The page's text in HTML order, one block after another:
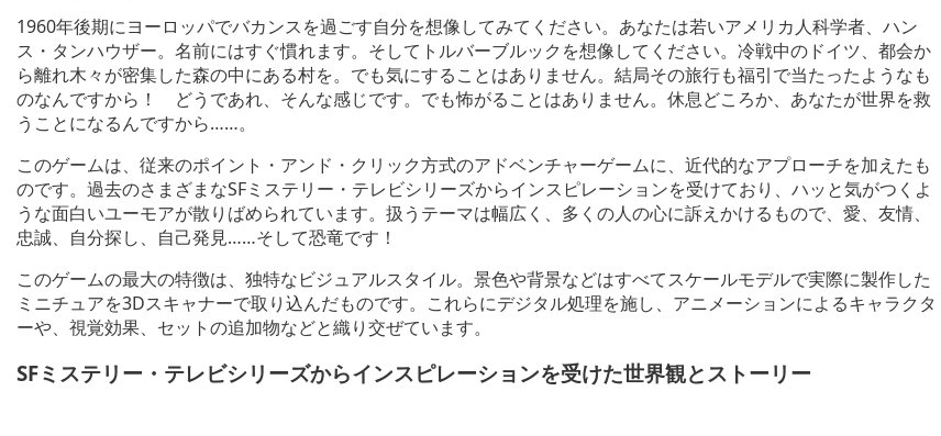
1960年後期にヨーロッパでバカンスを過ごす自分を想像してみてください。あなたは若いアメリカ人科学者、ハン
ス・タンハウザー。名前にはすぐ慣れます。そしてトルバーブルックを想像してください。冷戦中のドイツ、都会か
ら離れ木々が密集した森の中にある村を。でも気にすることはありません。結局その旅行も福引で当たったようなも
のなんですから！ どうであれ、そんな感じです。でも怖がることはありません。休息どころか、あなたが世界を救
うことになるんですから……。
このゲームは、従来のポイント・アンド・クリック方式のアドベンチャーゲームに、近代的なアプローチを加えたも
のです。過去のさまざまなSFミステリー・テレビシリーズからインスピレーションを受けており、ハッと気がつくよ
うな面白いユーモアが散りばめられています。扱うテーマは幅広く、多くの人の心に訴えかけるもので、愛、友情、
忠誠、自分探し、自己発見……そして恐竜です！
このゲームの最大の特徴は、独特なビジュアルスタイル。景色や背景などはすべてスケールモデルで実際に製作した
ミニチュアを3Dスキャナーで取り込んだものです。これらにデジタル処理を施し、アニメーションによるキャラクタ
ーや、視覚効果、セットの追加物などと織り交ぜています。
SFミステリー・テレビシリーズからインスピレーションを受けた世界観とストーリー